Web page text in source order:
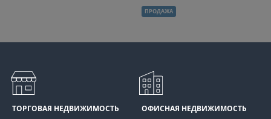
ПРОДАЖА
ТОРГОВАЯ НЕДВИЖИМОСТЬ ОФИСНАЯ НЕДВИЖИМОСТЬ